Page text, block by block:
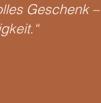
Geschenk –